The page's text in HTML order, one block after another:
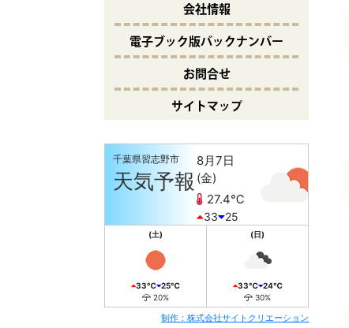
会社情報
電子ブック版バックナンバー
お問合せ
サイトマップ
千葉県習志野市
天気予報
8月7日
(金)
27.4℃
33 25
(土)
33℃ 25℃
20%
(日)
33℃ 24℃
30%
制作：株式会社サイトクリエーション